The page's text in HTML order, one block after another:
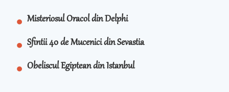
Misteriosul Oracol din Delphi
Sfintii 40 de Mucenici din Sevastia
Obeliscul Egiptean din Istanbul